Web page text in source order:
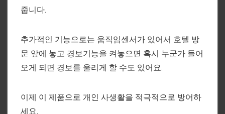
줍니다.
추가적인 기능으로는 움직임센서가 있어서 호텔 방
문 앞에 놓고 경보기능을 켜놓으면 혹시 누군가 들어
오게 되면 경보를 울리게 할 수도 있어요.
이제 이 제품으로 개인 사생활을 적극적으로 방어하
세요.